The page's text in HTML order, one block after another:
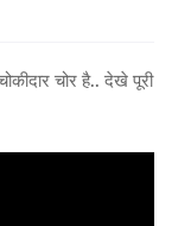
चोर है.. देखे पूरी